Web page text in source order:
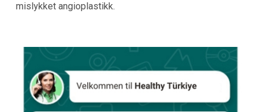
mislykket angioplastikk.